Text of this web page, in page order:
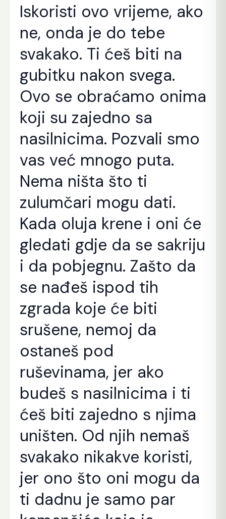
Iskoristi ovo vrijeme, ako
ne, onda je do tebe
svakako. Ti ćeš biti na
gubitku nakon svega.
Ovo se obraćamo onima
koji su zajedno sa
nasilnicima. Pozvali smo
vas već mnogo puta.
Nema ništa što ti
zulumčari mogu dati.
Kada oluja krene i oni će
gledati gdje da se sakriju
i da pobjegnu. Zašto da
se nađeš ispod tih
zgrada koje će biti
srušene, nemoj da
ostaneš pod
ruševinama, jer ako
budeš s nasilnicima i ti
ćeš biti zajedno s njima
uništen. Od njih nemaš
svakako nikakve koristi,
jer ono što oni mogu da
ti dadnu je samo par